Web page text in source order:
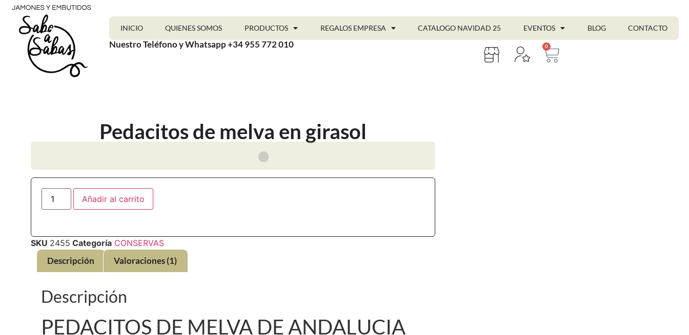
INICIO QUIENES SOMOS PRODUCTOS REGALOS EMPRESA CATALOGO NAVIDAD 25 EVENTOS BLOG CONTACTO
Nuestro Teléfono y Whatsapp +34 955 772 010 0
Pedacitos de melva en girasol
Añadir al carrito
SKU 2455 Categoría CONSERVAS
Descripción Valoraciones (1)
Descripción
PEDACITOS DE MELVA DE ANDALUCIA